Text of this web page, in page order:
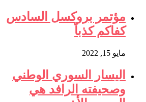
مؤتمر بروكسل السادس
كفاكم كذباً
مايو 15, 2022
اليسار السوري الوطني
وصحيفته الرافد هي